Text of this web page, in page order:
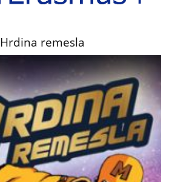
Hrdina remesla